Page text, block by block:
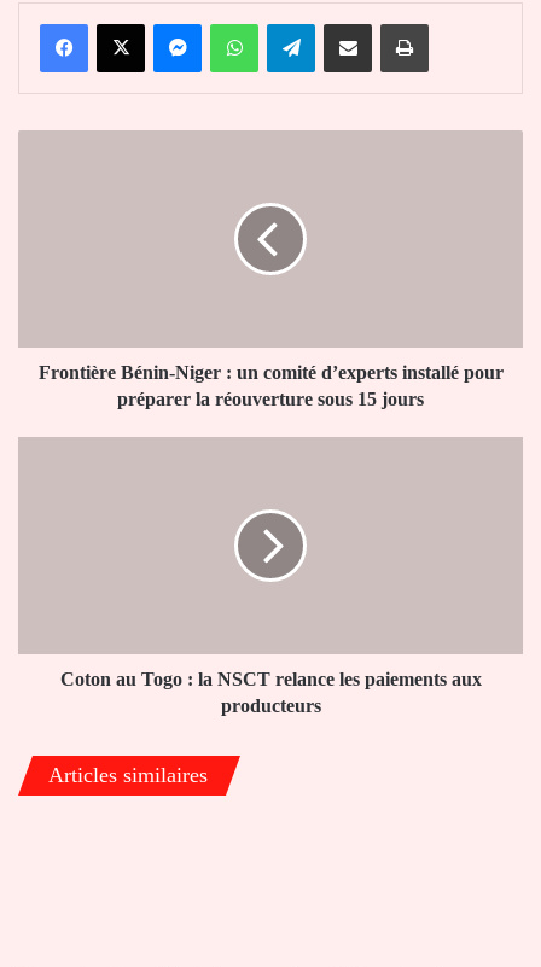
FacebookX MessengerWhatsAppTelegramPartager par email Imprimer
pour
préparer
Frontière Bénin-Niger : un comité d’experts installé pour
préparer la réouverture sous 15 jours
paiements
Coton au Togo : la NSCT relance les paiements aux
producteurs
Articles similaires